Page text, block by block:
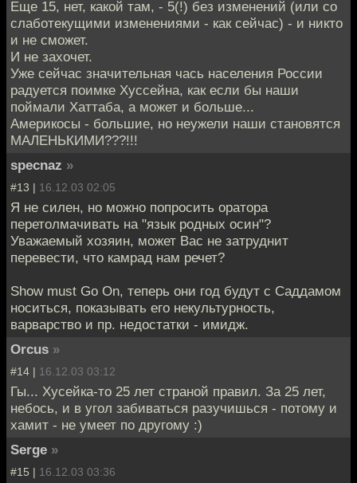
Еще 15, нет, какой там, - 5(!) без изменений (или со
слаботекущими изменениями - как сейчас) - и никто
и не сможет.
И не захочет.
Уже сейчас значительная чась населения России
радуется поимке Хуссейна, как если бы наши
поймали Хаттаба, а может и больше...
Америкосы - большие, но неужели наши становятся
МАЛЕНЬКИМИ???!!!
specnaz »
#13 | 16.12.03 02:05
Я не силен, но можно попросить оратора
перетолмачивать на "язык родных осин"?
Уважаемый хозяин, может Вас не затруднит
перевести, что камрад нам речет?
Show must Go On, теперь они год будут с Саддамом
носиться, показывать его некультурность,
варварство и пр. недостатки - имидж.
Orcus »
#14 | 16.12.03 03:12
Гы... Хусейка-то 25 лет страной правил. За 25 лет,
небось, и в угол забиваться разучишься - потому и
хамит - не умеет по другому :)
Serge »
#15 | 16.12.03 03:36